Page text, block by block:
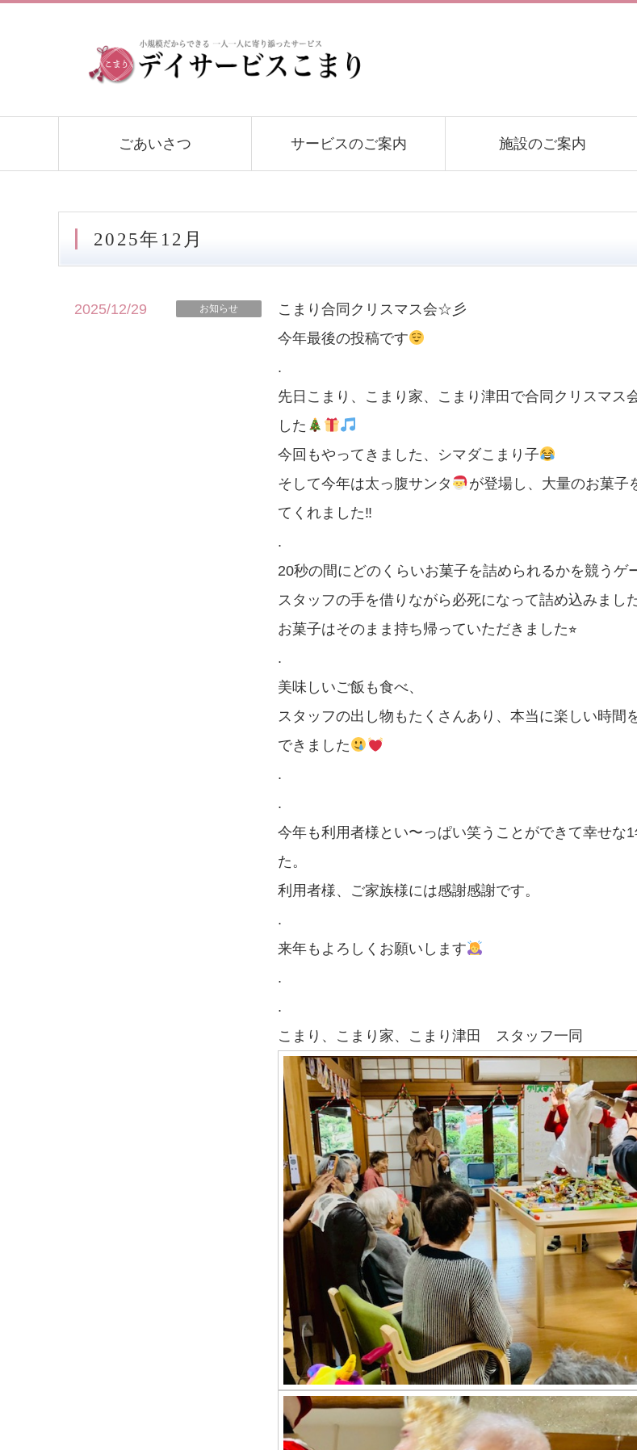
ごあいさつ サービスのご案内 施設のご案内
2025年12月
2025/12/29 お知らせ
こまり合同クリスマス会☆彡
今年最後の投稿です
.
先日こまり、こまり家、こまり津田で合同クリスマス
した
今回もやってきました、シマダこまり子
そして今年は太っ腹サンタ
が登場し、大量のお菓子
てくれました‼︎
.
20秒の間にどのくらいお菓子を詰められるかを競うゲ
スタッフの手を借りながら必死になって詰め込みまし
お菓子はそのまま持ち帰っていただきました⭐︎
.
美味しいご飯も食べ、
スタッフの出し物もたくさんあり、本当に楽しい時間
できました
.
.
今年も利用者様とい〜っぱい笑うことができて幸せな
た。
利用者様、ご家族様には感謝感謝です。
.
来年もよろしくお願いします
.
.
こまり、こまり家、こまり津田 スタッフ一同